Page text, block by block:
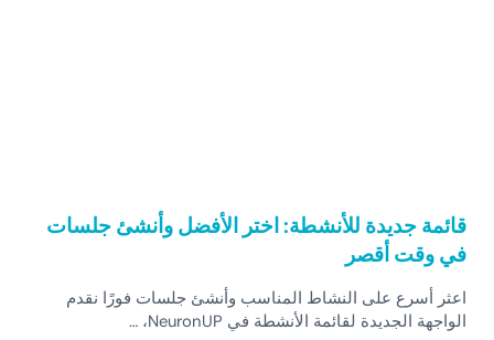
قائمة جديدة للأنشطة: اختر الأفضل وأنشئ جلسات
في وقت أقصر
اعثر أسرع على النشاط المناسب وأنشئ جلسات فورًا نقدم
الواجهة الجديدة لقائمة الأنشطة في NeuronUP، …